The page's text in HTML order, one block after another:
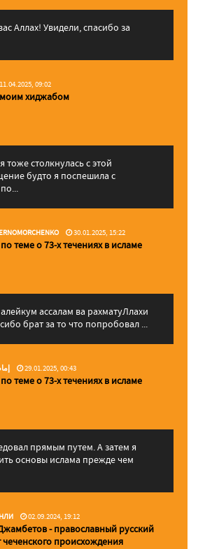
Аллаx! Увидели, спасибо за
09:02
моим хиджабом
тоже столкнулась с этой
будто я поспешила с
30.01.2025, 15:22
теме о 73-х течениях в исламе
брат за то что попробовал ...
29.01.2025, 00:43
теме о 73-х течениях в исламе
прямым путем. А затем я
основы ислама прежде чем
02.09.2024, 19:12
- православный русский
чеченского происхождения